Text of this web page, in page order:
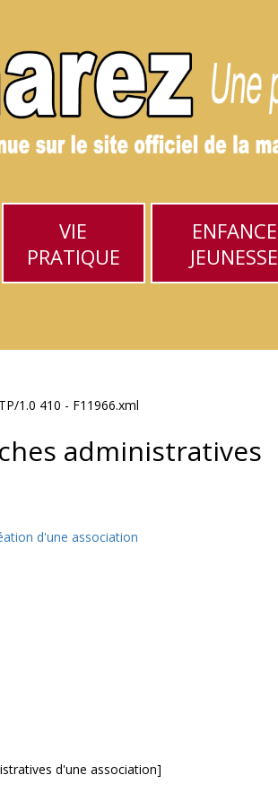
VIE
PRATIQUE
ENFANCE
JEUNESSE
1.0 410 - F11966.xml
administratives
d'une association
d'une association]